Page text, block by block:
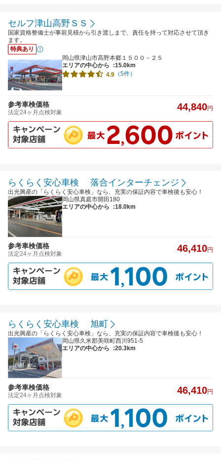
セルフ津山高野ＳＳ
国家資格整備士が事前見積から引き渡しまで、責任を持って対応させて頂き
ます。
特典あり
岡山県津山市高野本郷１５００－２５
エリアの中心から
:15.0km
4.9 （5件）
参考車検価格
法定24ヶ月点検対象 44,840円
らくらく安心車検 落合インターチェンジ
出光興産の「らくらく安心車検」なら、充実の保証内容で車検後も安心！
岡山県真庭市開田180
エリアの中心から
:18.0km
参考車検価格
法定24ヶ月点検対象 46,410円
らくらく安心車検 旭町
出光興産の「らくらく安心車検」なら、充実の保証内容で車検後も安心！
岡山県久米郡美咲町西川951-5
エリアの中心から
:20.3km
参考車検価格
法定24ヶ月点検対象 46,410円